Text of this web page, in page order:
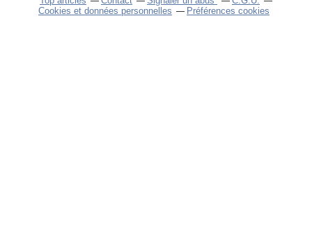
Cookies et données personnelles
Préférences cookies